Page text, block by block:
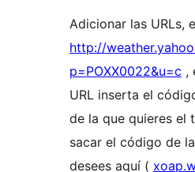
Adicionar las URLs,
http://
p=POXX0022&u=c ,
URL inserta el
de la que quieres el
sacar el código de
desees aquí (